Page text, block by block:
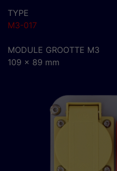
TYPE
M3-017
MODULE GROOTTE M3
109 x 89 mm